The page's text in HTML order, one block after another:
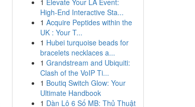
1 Elevate Your LA Event:
High-End Interactive Sta...
1 Acquire Peptides within the
UK : Your T...
1 Hubei turquoise beads for
bracelets necklaces a...
1 Grandstream and Ubiquiti:
Clash of the VoIP Ti...
1 Boutiq Switch Glow: Your
Ultimate Handbook
1 Dàn Lô 6 Số MB: Thủ Thuật